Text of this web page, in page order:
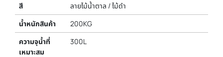
สี
ลายไม้น้ำตาล / ไม้ดำ
น้ำหนักสินค้า
200KG
ความจุน้ำที่
เหมาะสม
300L